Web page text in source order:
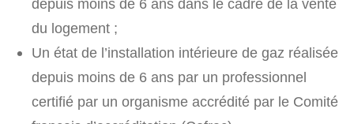
depuis moins de 6 ans dans le cadre de la vente
du logement ;
Un état de l’installation intérieure de gaz réalisée
depuis moins de 6 ans par un professionnel
certifié par un organisme accrédité par le Comité